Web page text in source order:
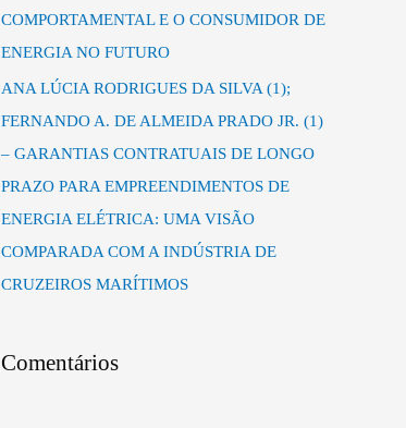
COMPORTAMENTAL E O CONSUMIDOR DE
ENERGIA NO FUTURO
ANA LÚCIA RODRIGUES DA SILVA (1);
FERNANDO A. DE ALMEIDA PRADO JR. (1)
– GARANTIAS CONTRATUAIS DE LONGO
PRAZO PARA EMPREENDIMENTOS DE
ENERGIA ELÉTRICA: UMA VISÃO
COMPARADA COM A INDÚSTRIA DE
CRUZEIROS MARÍTIMOS
Comentários